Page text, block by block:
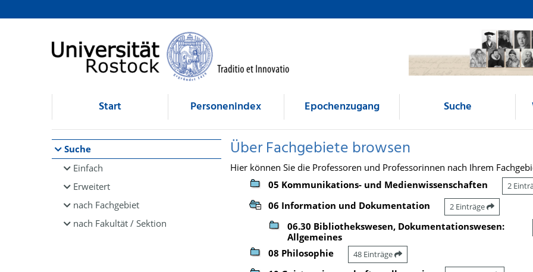
Browsen
direkt zum Inhalt
Start Personenindex Epochenzugang Suche
Suche
Einfach
Erweitert
nach Fachgebiet
nach Fakultät / Sektion
Über Fachgebiete browsen
Hier können Sie die Professoren und Professorinnen nach Ihrem
05 Kommunikations- und Medienwissenschaften
2
06 Information und Dokumentation 2 Einträge
06.30 Bibliothekswesen, Dokumentationswesen:
Allgemeines
08 Philosophie 48 Einträge